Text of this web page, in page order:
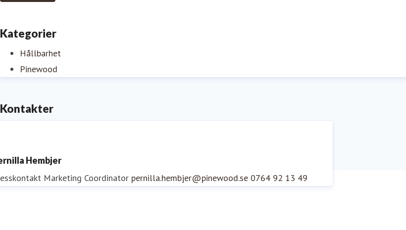
Kategorier
Hållbarhet
Pinewood
Kontakter
Hembjer
Marketing Coordinator pernilla.hembjer@pinewood.se 0764 92 13 49